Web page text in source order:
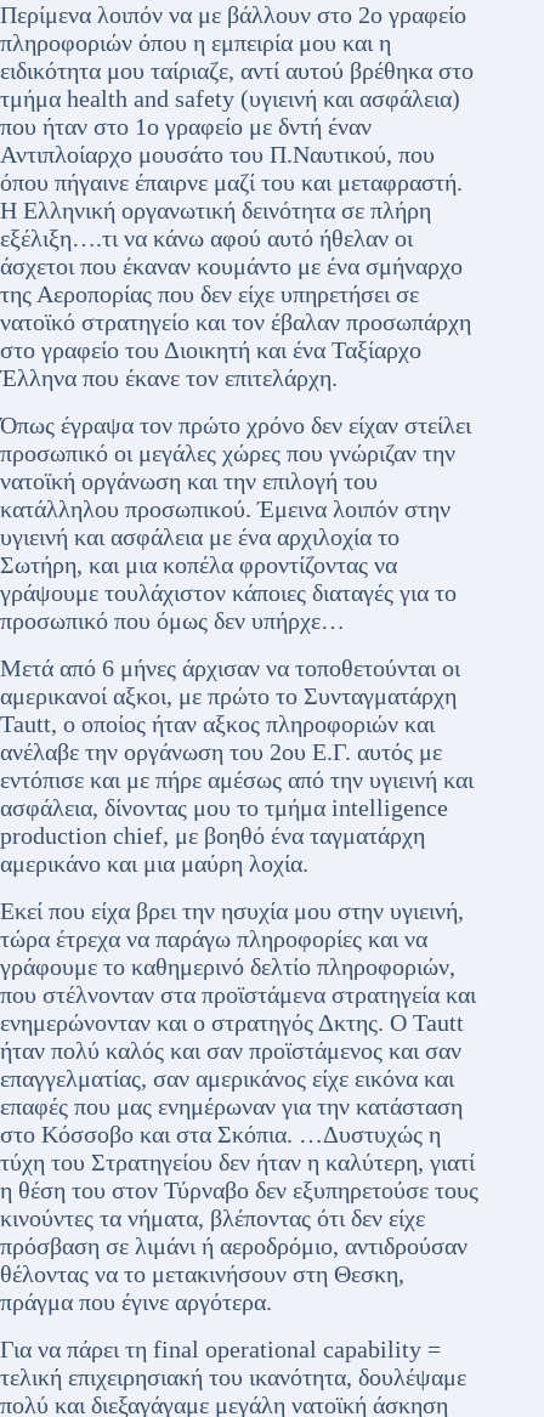
Περίμενα λοιπόν να με βάλλουν στο 2ο γραφείο
πληροφοριών όπου η εμπειρία μου και η
ειδικότητα μου ταίριαζε, αντί αυτού βρέθηκα στο
τμήμα health and safety (υγιεινή και ασφάλεια)
που ήταν στο 1ο γραφείο με δντή έναν
Αντιπλοίαρχο μουσάτο του Π.Ναυτικού, που
όπου πήγαινε έπαιρνε μαζί του και μεταφραστή.
Η Ελληνική οργανωτική δεινότητα σε πλήρη
εξέλιξη….τι να κάνω αφού αυτό ήθελαν οι
άσχετοι που έκαναν κουμάντο με ένα σμήναρχο
της Αεροπορίας που δεν είχε υπηρετήσει σε
νατοϊκό στρατηγείο και τον έβαλαν προσωπάρχη
στο γραφείο του Διοικητή και ένα Ταξίαρχο
Έλληνα που έκανε τον επιτελάρχη.
Όπως έγραψα τον πρώτο χρόνο δεν είχαν στείλει
προσωπικό οι μεγάλες χώρες που γνώριζαν την
νατοϊκή οργάνωση και την επιλογή του
κατάλληλου προσωπικού. Έμεινα λοιπόν στην
υγιεινή και ασφάλεια με ένα αρχιλοχία το
Σωτήρη, και μια κοπέλα φροντίζοντας να
γράψουμε τουλάχιστον κάποιες διαταγές για το
προσωπικό που όμως δεν υπήρχε…
Μετά από 6 μήνες άρχισαν να τοποθετούνται οι
αμερικανοί αξκοι, με πρώτο το Συνταγματάρχη
Tautt, ο οποίος ήταν αξκος πληροφοριών και
ανέλαβε την οργάνωση του 2ου Ε.Γ. αυτός με
εντόπισε και με πήρε αμέσως από την υγιεινή και
ασφάλεια, δίνοντας μου το τμήμα intelligence
production chief, με βοηθό ένα ταγματάρχη
αμερικάνο και μια μαύρη λοχία.
Εκεί που είχα βρει την ησυχία μου στην υγιεινή,
τώρα έτρεχα να παράγω πληροφορίες και να
γράφουμε το καθημερινό δελτίο πληροφοριών,
που στέλνονταν στα προϊστάμενα στρατηγεία και
ενημερώνονταν και ο στρατηγός Δκτης. Ο Tautt
ήταν πολύ καλός και σαν προϊστάμενος και σαν
επαγγελματίας, σαν αμερικάνος είχε εικόνα και
επαφές που μας ενημέρωναν για την κατάσταση
στο Κόσσοβο και στα Σκόπια. …Δυστυχώς η
τύχη του Στρατηγείου δεν ήταν η καλύτερη, γιατί
η θέση του στον Τύρναβο δεν εξυπηρετούσε τους
κινούντες τα νήματα, βλέποντας ότι δεν είχε
πρόσβαση σε λιμάνι ή αεροδρόμιο, αντιδρούσαν
θέλοντας να το μετακινήσουν στη Θεσκη,
πράγμα που έγινε αργότερα.
Για να πάρει τη final operational capability =
τελική επιχειρησιακή του ικανότητα, δουλέψαμε
πολύ και διεξαγάγαμε μεγάλη νατοϊκή άσκηση